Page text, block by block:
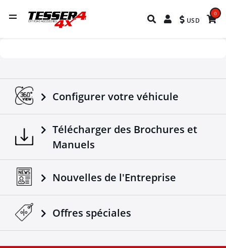
USD
0
Configurer votre véhicule
Télécharger des Brochures et
Manuels
Nouvelles de l'Entreprise
Offres spéciales